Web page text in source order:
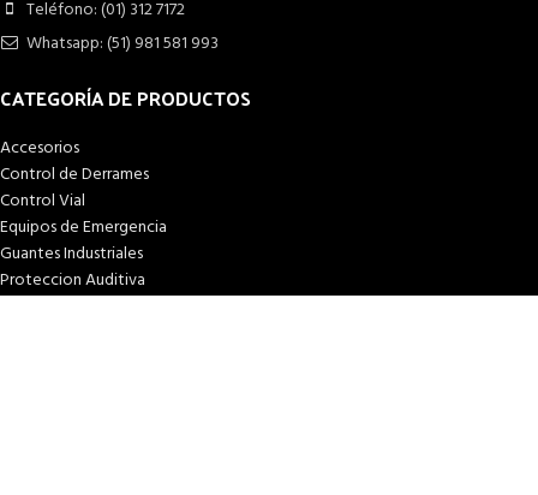
Teléfono: (01) 312 7172
Whatsapp: (51) 981 581 993
CATEGORÍA DE PRODUCTOS
Accesorios
Control de Derrames
Control Vial
Equipos de Emergencia
Guantes Industriales
Proteccion Auditiva